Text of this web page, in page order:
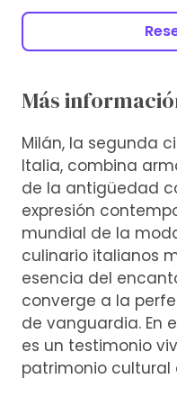
Más
Milán, la segunda
Italia, combina
de la antigüedad
expresión
mundial de la
culinario italianos
esencia del
converge a la
de vanguardia. En
es un testimonio
patrimonio cultural